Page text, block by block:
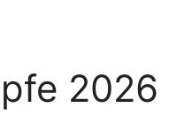
2026